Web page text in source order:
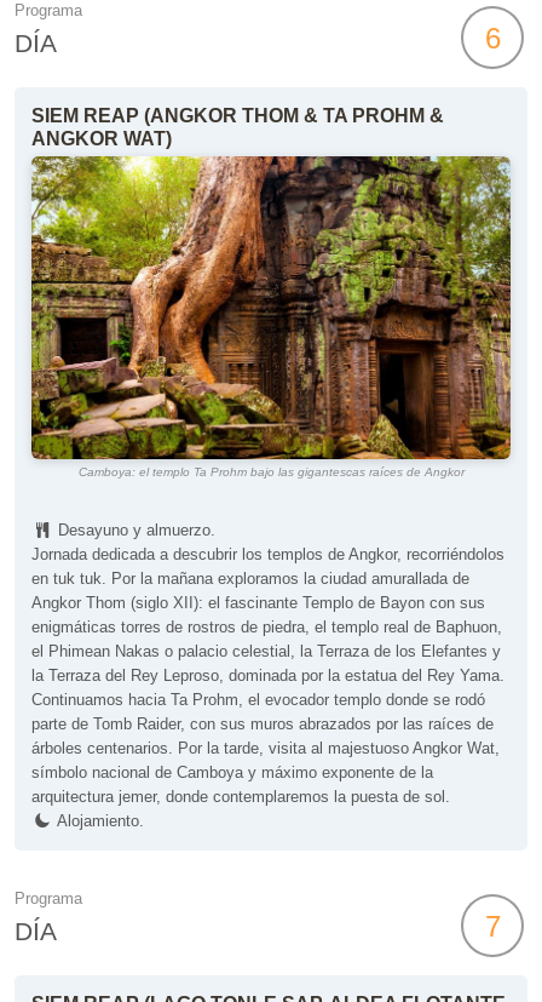
Programa
DÍA 6
SIEM REAP (ANGKOR THOM & TA PROHM &
ANGKOR WAT)
Camboya: el templo Ta Prohm bajo las gigantescas raíces de Angkor
Desayuno y almuerzo.
Jornada dedicada a descubrir los templos de Angkor, recorriéndolos
en tuk tuk. Por la mañana exploramos la ciudad amurallada de
Angkor Thom (siglo XII): el fascinante Templo de Bayon con sus
enigmáticas torres de rostros de piedra, el templo real de Baphuon,
el Phimean Nakas o palacio celestial, la Terraza de los Elefantes y
la Terraza del Rey Leproso, dominada por la estatua del Rey Yama.
Continuamos hacia Ta Prohm, el evocador templo donde se rodó
parte de Tomb Raider, con sus muros abrazados por las raíces de
árboles centenarios. Por la tarde, visita al majestuoso Angkor Wat,
símbolo nacional de Camboya y máximo exponente de la
arquitectura jemer, donde contemplaremos la puesta de sol.
Alojamiento.
Programa
DÍA 7